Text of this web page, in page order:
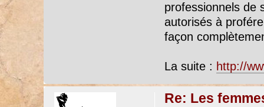
professionnels de
autorisés à
façon
La suite : http://
Re: Les